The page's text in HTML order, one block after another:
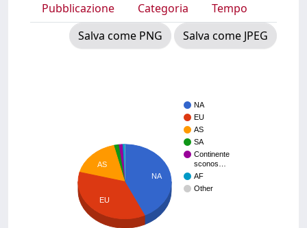
Pubblicazione
Categoria
Tempo
Salva come PNG
Salva come JPEG
NA
EU
AS
SA
Continente
sconos…
AF
Other
NA
AS
EU